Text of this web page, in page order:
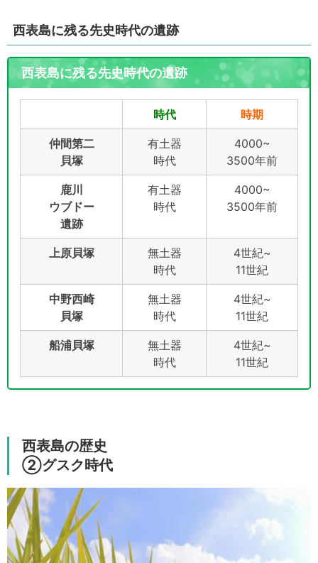
西表島に残る先史時代の遺跡
西表島に残る先史時代の遺跡
時代 時期
仲間第二
貝塚
有土器
時代
4000~
3500年前
鹿川
ウブドー
遺跡
有土器
時代
4000~
3500年前
上原貝塚
無土器
時代
4世紀~
11世紀
中野西崎
貝塚
無土器
時代
4世紀~
11世紀
船浦貝塚
無土器
時代
4世紀~
11世紀
西表島の歴史
②グスク時代